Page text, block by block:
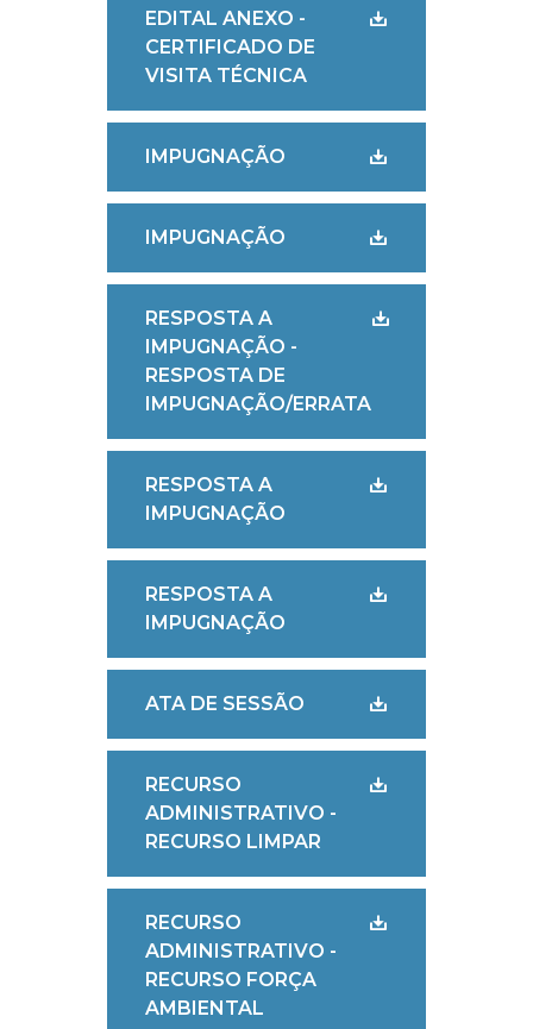
EDITAL ANEXO -
CERTIFICADO DE
VISITA TÉCNICA
IMPUGNAÇÃO
IMPUGNAÇÃO
RESPOSTA A
IMPUGNAÇÃO -
RESPOSTA DE
IMPUGNAÇÃO/ERRATA
RESPOSTA A
IMPUGNAÇÃO
RESPOSTA A
IMPUGNAÇÃO
ATA DE SESSÃO
RECURSO
ADMINISTRATIVO -
RECURSO LIMPAR
RECURSO
ADMINISTRATIVO -
RECURSO FORÇA
AMBIENTAL